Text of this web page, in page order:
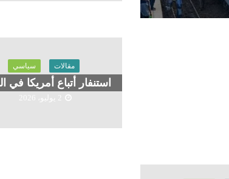
مقالات سياسي
استنفار أتباع أمريكا في
2 يوليو، 2026